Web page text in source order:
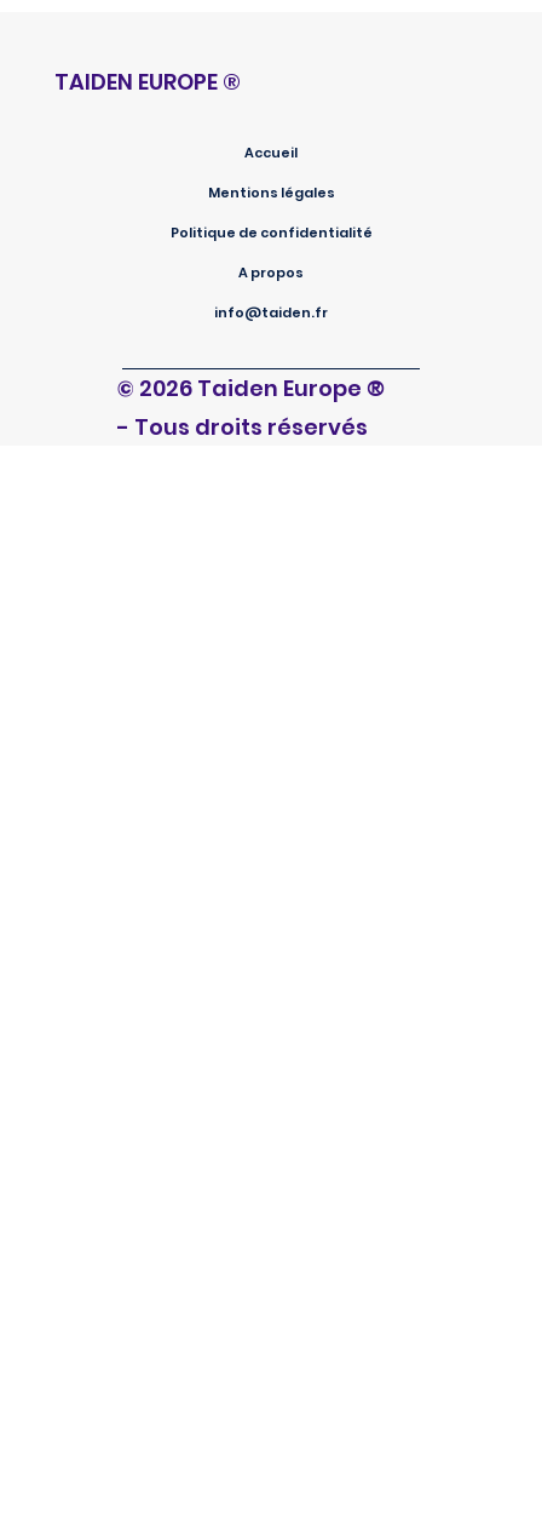
TAIDEN EUROPE ®
Accueil
Mentions légales
Politique de confidentialité
A propos
info@taiden.fr
© 2026 Taiden Europe®
- Tous droits réservés